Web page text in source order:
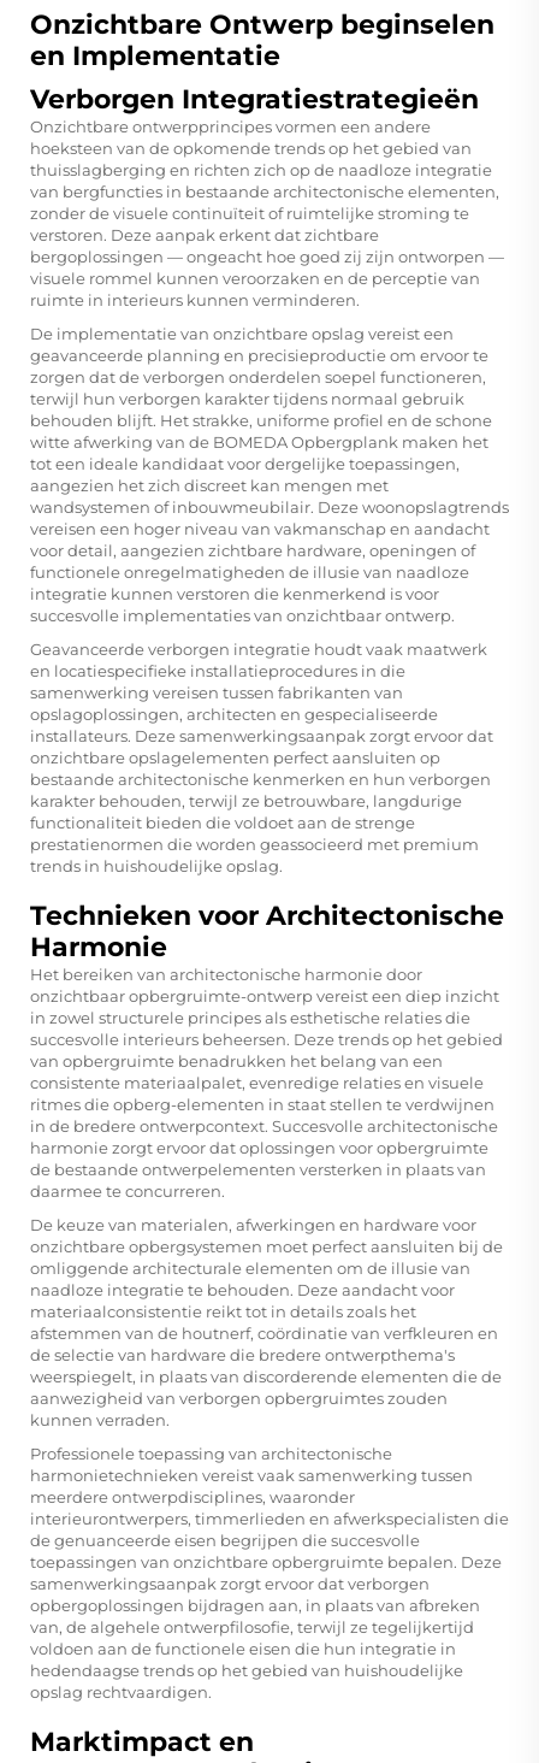
Onzichtbare Ontwerp beginselen
en Implementatie
Verborgen Integratiestrategieën
Onzichtbare ontwerpprincipes vormen een andere
hoeksteen van de opkomende trends op het gebied van
thuisslagberging en richten zich op de naadloze integratie
van bergfuncties in bestaande architectonische elementen,
zonder de visuele continuïteit of ruimtelijke stroming te
verstoren. Deze aanpak erkent dat zichtbare
bergoplossingen — ongeacht hoe goed zij zijn ontworpen —
visuele rommel kunnen veroorzaken en de perceptie van
ruimte in interieurs kunnen verminderen.
De implementatie van onzichtbare opslag vereist een
geavanceerde planning en precisieproductie om ervoor te
zorgen dat de verborgen onderdelen soepel functioneren,
terwijl hun verborgen karakter tijdens normaal gebruik
behouden blijft. Het strakke, uniforme profiel en de schone
witte afwerking van de BOMEDA Opbergplank maken het
tot een ideale kandidaat voor dergelijke toepassingen,
aangezien het zich discreet kan mengen met
wandsystemen of inbouwmeubilair. Deze woonopslagtrends
vereisen een hoger niveau van vakmanschap en aandacht
voor detail, aangezien zichtbare hardware, openingen of
functionele onregelmatigheden de illusie van naadloze
integratie kunnen verstoren die kenmerkend is voor
succesvolle implementaties van onzichtbaar ontwerp.
Geavanceerde verborgen integratie houdt vaak maatwerk
en locatiespecifieke installatieprocedures in die
samenwerking vereisen tussen fabrikanten van
opslagoplossingen, architecten en gespecialiseerde
installateurs. Deze samenwerkingsaanpak zorgt ervoor dat
onzichtbare opslagelementen perfect aansluiten op
bestaande architectonische kenmerken en hun verborgen
karakter behouden, terwijl ze betrouwbare, langdurige
functionaliteit bieden die voldoet aan de strenge
prestatienormen die worden geassocieerd met premium
trends in huishoudelijke opslag.
Technieken voor Architectonische
Harmonie
Het bereiken van architectonische harmonie door
onzichtbaar opbergruimte-ontwerp vereist een diep inzicht
in zowel structurele principes als esthetische relaties die
succesvolle interieurs beheersen. Deze trends op het gebied
van opbergruimte benadrukken het belang van een
consistente materiaalpalet, evenredige relaties en visuele
ritmes die opberg-elementen in staat stellen te verdwijnen
in de bredere ontwerpcontext. Succesvolle architectonische
harmonie zorgt ervoor dat oplossingen voor opbergruimte
de bestaande ontwerpelementen versterken in plaats van
daarmee te concurreren.
De keuze van materialen, afwerkingen en hardware voor
onzichtbare opbergsystemen moet perfect aansluiten bij de
omliggende architecturale elementen om de illusie van
naadloze integratie te behouden. Deze aandacht voor
materiaalconsistentie reikt tot in details zoals het
afstemmen van de houtnerf, coördinatie van verfkleuren en
de selectie van hardware die bredere ontwerpthema's
weerspiegelt, in plaats van discorderende elementen die de
aanwezigheid van verborgen opbergruimtes zouden
kunnen verraden.
Professionele toepassing van architectonische
harmonietechnieken vereist vaak samenwerking tussen
meerdere ontwerpdisciplines, waaronder
interieurontwerpers, timmerlieden en afwerkspecialisten die
de genuanceerde eisen begrijpen die succesvolle
toepassingen van onzichtbare opbergruimte bepalen. Deze
samenwerkingsaanpak zorgt ervoor dat verborgen
opbergoplossingen bijdragen aan, in plaats van afbreken
van, de algehele ontwerpfilosofie, terwijl ze tegelijkertijd
voldoen aan de functionele eisen die hun integratie in
hedendaagse trends op het gebied van huishoudelijke
opslag rechtvaardigen.
Marktimpact en